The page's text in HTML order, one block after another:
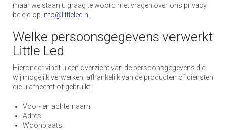
maar we staan u graag te woord met vragen over ons privacy
beleid op info@littleled.nl
Welke persoonsgegevens verwerkt
Little Led
Hieronder vindt u een overzicht van de persoonsgegevens die
wij mogelijk verwerken, afhankelijk van de producten of diensten
die u afneemt of gebruikt:
Voor- en achternaam
Adres
Woonplaats